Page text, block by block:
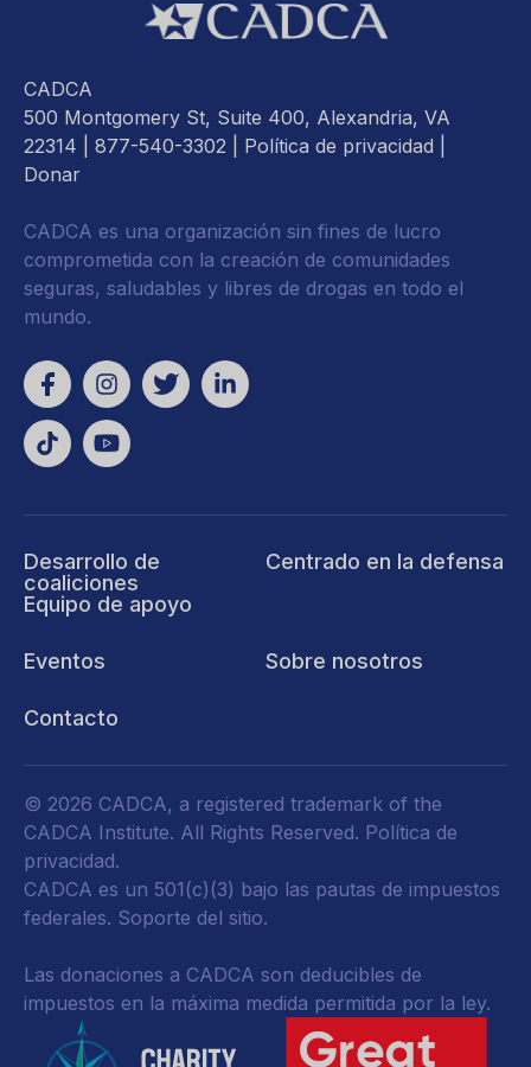
CADCA
500 Montgomery St, Suite 400, Alexandria, VA
22314 | 877-540-3302 | Política de privacidad
Donar
CADCA es una organización sin fines de lucro
comprometida con la creación de comunidades
seguras, saludables y libres de drogas en todo el
mundo.
Desarrollo de
coaliciones
Equipo de apoyo
Centrado en la defensa
Eventos Sobre nosotros
Contacto
© 2026 CADCA, a registered trademark of the
CADCA Institute. All Rights Reserved. Política de
privacidad.
CADCA es un 501(c)(3) bajo las pautas de impuestos
federales. Soporte del sitio.
Las donaciones a CADCA son deducibles de
impuestos en la máxima medida permitida por la ley.